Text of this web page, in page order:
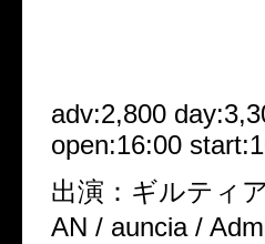
adv:2,800
open:16:00
出演：ギルティ
AN / auncia /